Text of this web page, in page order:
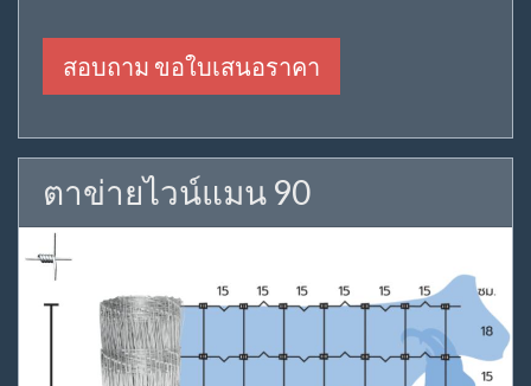
สอบถาม ขอใบเสนอราคา
ตาข่ายไวน์แมน 90